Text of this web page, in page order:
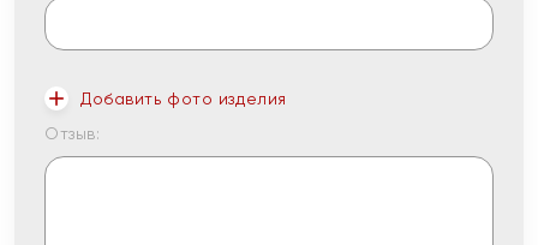
Добавить фото изделия
Отзыв: